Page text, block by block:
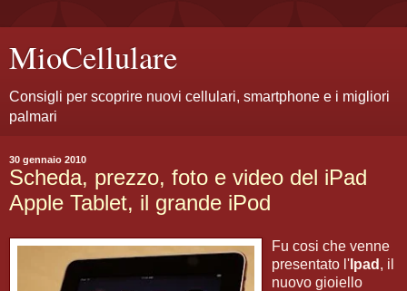
MioCellulare
Consigli per scoprire nuovi cellulari, smartphone e i migliori
palmari
30 gennaio 2010
Scheda, prezzo, foto e video del iPad
Apple Tablet, il grande iPod
Fu cosi che venne
presentato l' Ipad , il
nuovo gioiello